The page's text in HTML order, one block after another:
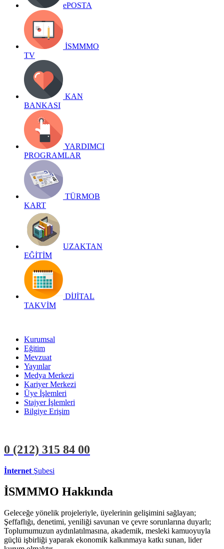
ePOSTA
İSMMMO
TV
KAN
BANKASI
YARDIMCI
PROGRAMLAR
TÜRMOB
KART
UZAKTAN
EĞİTİM
DİJİTAL
TAKVİM
Kurumsal
Eğitim
Mevzuat
Yayınlar
Medya Merkezi
Kariyer Merkezi
Üye İşlemleri
Stajyer İşlemleri
Bilgiye Erişim
0 (212) 315 84 00
İnternet Şubesi
İSMMMO Hakkında
Geleceğe yönelik projeleriyle, üyelerinin gelişimini sağlayan;
Şeffaflığı, denetimi, yeniliği savunan ve çevre sorunlarına duyarlı;
Toplumumuzun aydınlatılmasına, akademik, mesleki kamuoyuyla
güçlü işbirliği yaparak ekonomik kalkınmaya katkı sunan, lider